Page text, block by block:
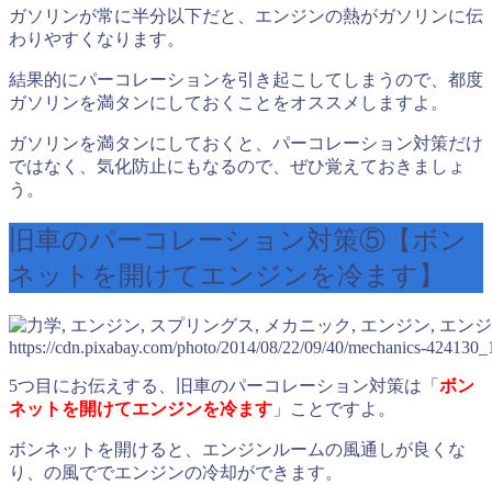
ガソリンが常に半分以下だと、エンジンの熱がガソリンに伝
わりやすくなります。
結果的にパーコレーションを引き起こしてしまうので、都度
ガソリンを満タンにしておくことをオススメしますよ。
ガソリンを満タンにしておくと、パーコレーション対策だけ
ではなく、気化防止にもなるので、ぜひ覚えておきましょ
う。
旧車のパーコレーション対策⑤【ボン
ネットを開けてエンジンを冷ます】
https://cdn.pixabay.com/photo/2014/08/22/09/40/mechanics-
5つ目にお伝えする、旧車のパーコレーション対策は「 ボン
ネットを開けてエンジンを冷ます 」ことですよ。
ボンネットを開けると、エンジンルームの風通しが良くな
り、の風ででエンジンの冷却ができます。